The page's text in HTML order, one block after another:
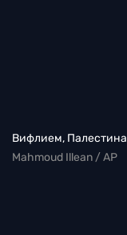
Вифлием, Палестина
Mahmoud Illean / AP